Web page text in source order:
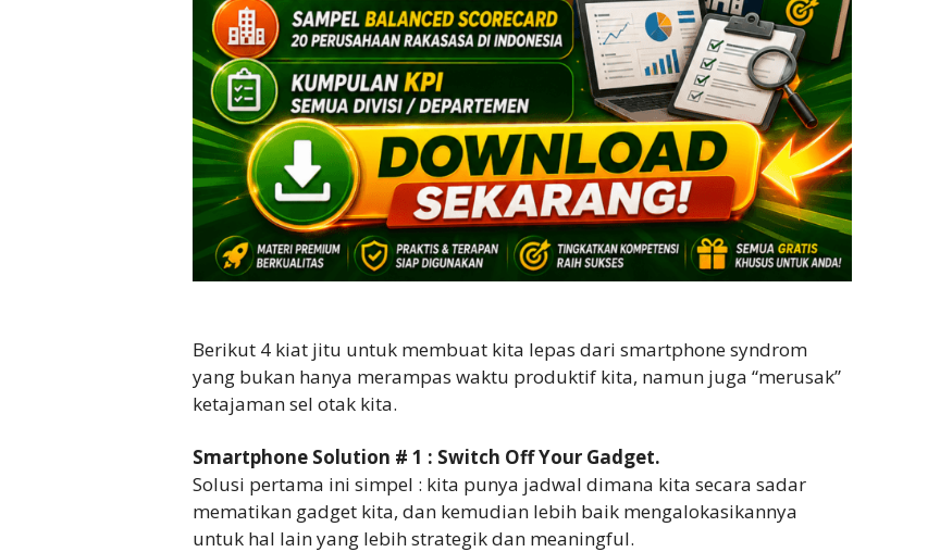
Berikut 4 kiat jitu untuk membuat kita lepas dari smartphone syndrom
yang bukan hanya merampas waktu produktif kita, namun juga “merusak”
ketajaman sel otak kita.
Smartphone Solution # 1 : Switch Off Your Gadget.
Solusi pertama ini simpel : kita punya jadwal dimana kita secara sadar
mematikan gadget kita, dan kemudian lebih baik mengalokasikannya
untuk hal lain yang lebih strategik dan meaningful.